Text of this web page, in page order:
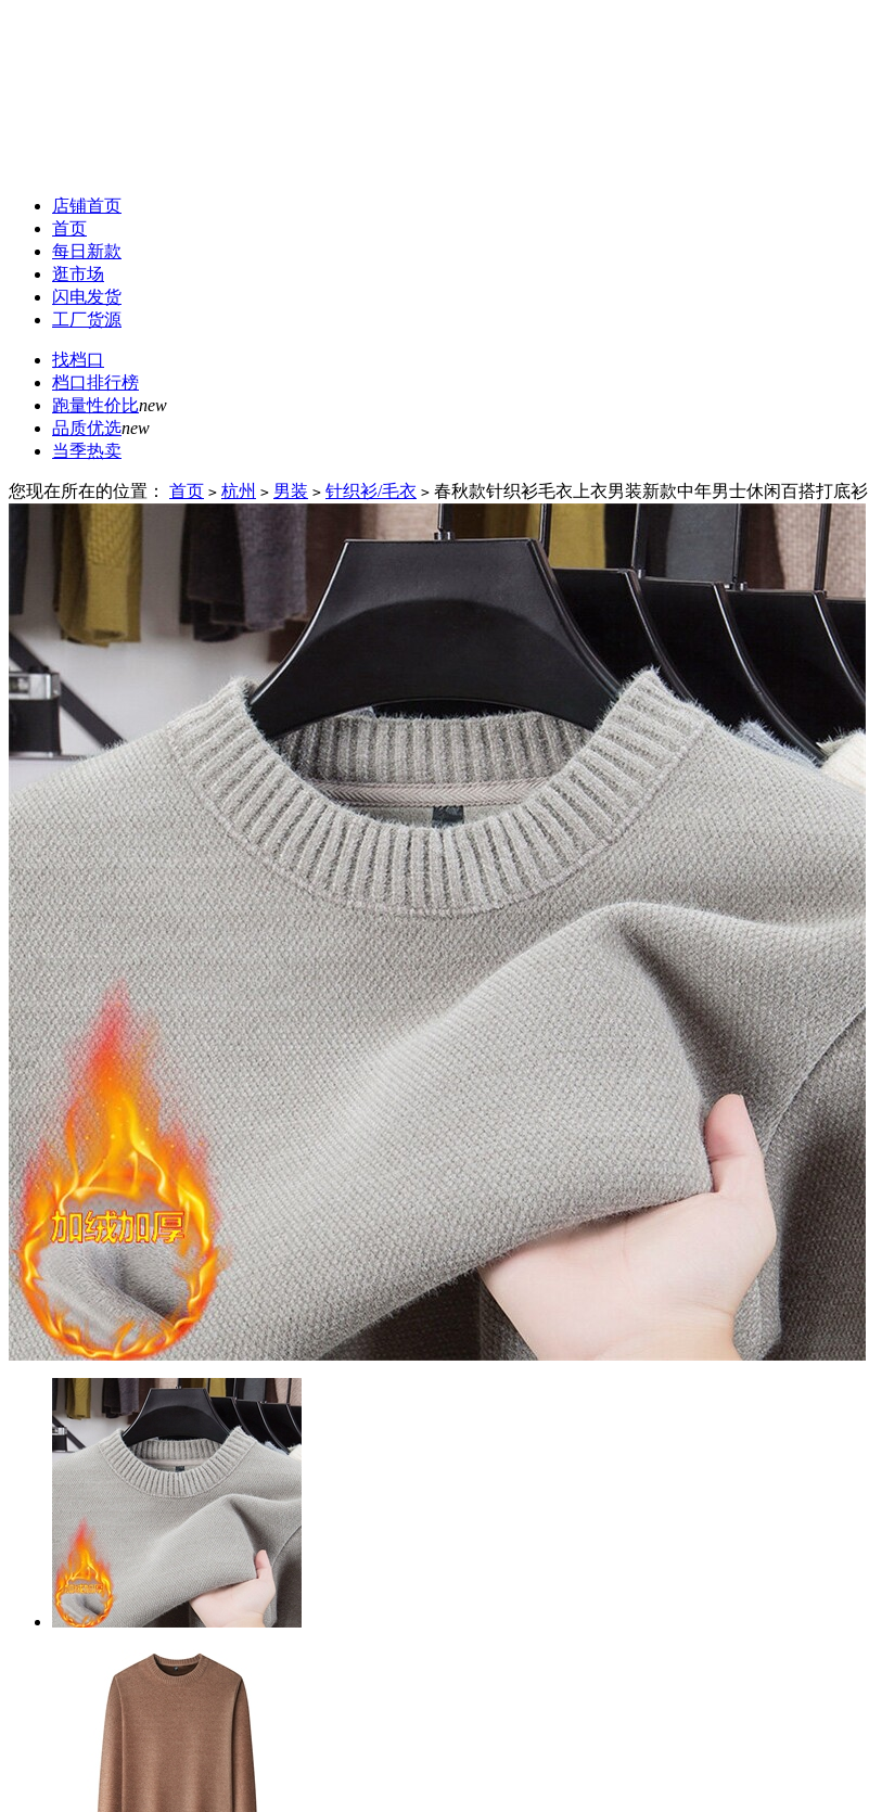
店铺首页
首页
每日新款
逛市场
闪电发货
工厂货源
找档口
档口排行榜
跑量性价比new
品质优选new
当季热卖
您现在所在的位置： 首页 > 杭州 > 男装 > 针织衫/毛衣 > 春秋款针织衫毛衣上衣男装新款中年男士休闲百搭打底衫